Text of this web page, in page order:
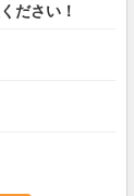
ださい！